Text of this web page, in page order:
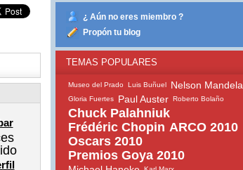
¿ Aún no eres miembro ?
Propón tu blog
TEMAS POPULARES
Museo del Prado Luis Buñuel Nelson Mandela
Gloria Fuertes Paul Auster Roberto Bolaño
Chuck Palahniuk
Frédéric Chopin ARCO 2010
Oscars 2010
Premios Goya 2010